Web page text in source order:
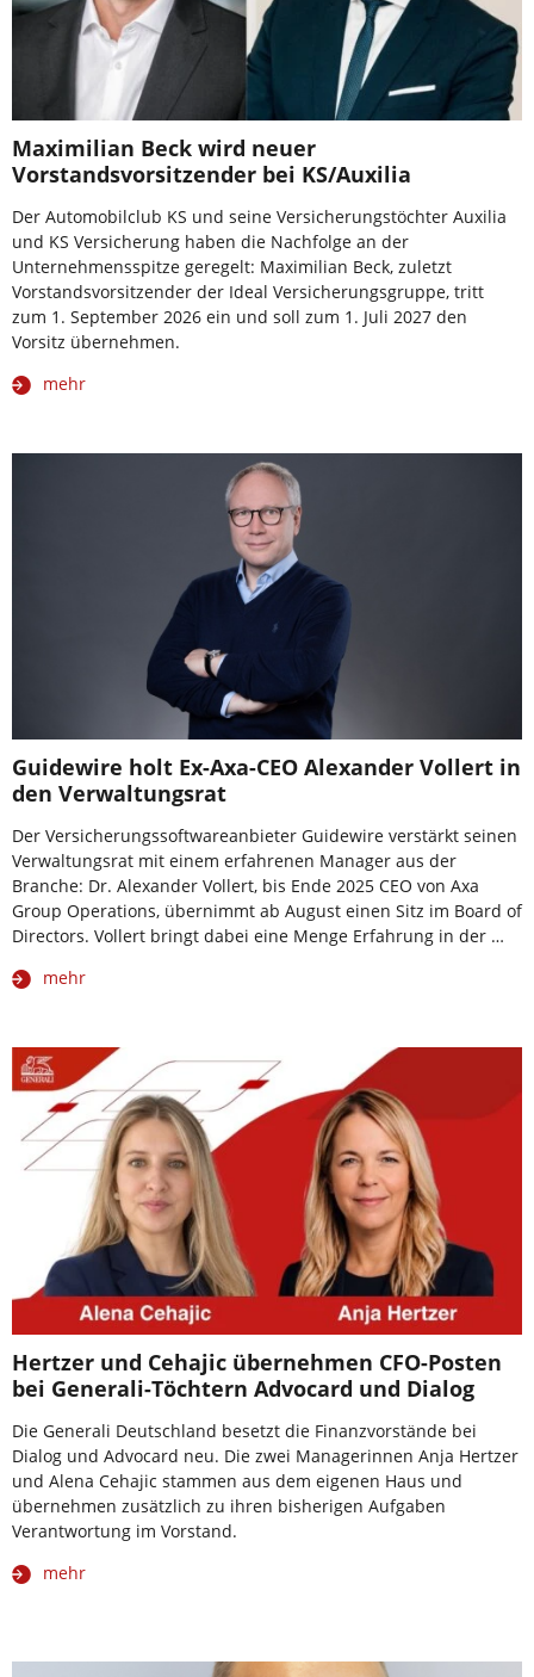
Maximilian Beck wird neuer
Vorstandsvorsitzender bei KS/Auxilia
Der Automobilclub KS und seine Versicherungstöchter Auxilia
und KS Versicherung haben die Nachfolge an der
Unternehmensspitze geregelt: Maximilian Beck, zuletzt
Vorstandsvorsitzender der Ideal Versicherungsgruppe, tritt
zum 1. September 2026 ein und soll zum 1. Juli 2027 den
Vorsitz übernehmen.
mehr
Guidewire holt Ex-Axa-CEO Alexander Vollert in
den Verwaltungsrat
Der Versicherungssoftwareanbieter Guidewire verstärkt seinen
Verwaltungsrat mit einem erfahrenen Manager aus der
Branche: Dr. Alexander Vollert, bis Ende 2025 CEO von Axa
Group Operations, übernimmt ab August einen Sitz im Board of
Directors. Vollert bringt dabei eine Menge Erfahrung in der …
mehr
Hertzer und Cehajic übernehmen CFO-Posten
bei Generali-Töchtern Advocard und Dialog
Die Generali Deutschland besetzt die Finanzvorstände bei
Dialog und Advocard neu. Die zwei Managerinnen Anja Hertzer
und Alena Cehajic stammen aus dem eigenen Haus und
übernehmen zusätzlich zu ihren bisherigen Aufgaben
Verantwortung im Vorstand.
mehr